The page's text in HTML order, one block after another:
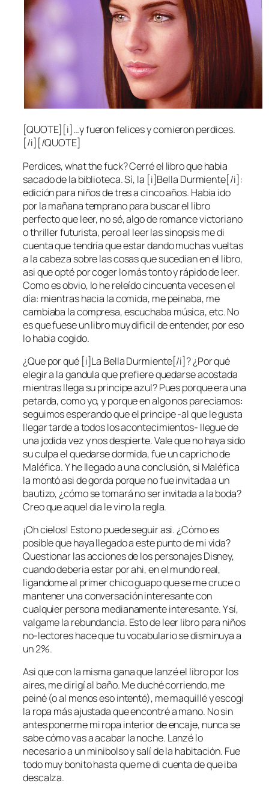
[QUOTE][i]…y fueron felices y comieron perdices.
[/i][/QUOTE]
Perdices, what the fuck? Cerré el libro que habia
sacado de la biblioteca. Sí, la [i]Bella Durmiente[/i]:
edición para niños de tres a cinco años. Habia ido
por la mañana temprano para buscar el libro
perfecto que leer, no sé, algo de romance victoriano
o thriller futurista, pero al leer las sinopsis me di
cuenta que tendría que estar dando muchas vueltas
a la cabeza sobre las cosas que sucedian en el libro,
asi que opté por coger lo más tonto y rápido de leer.
Como es obvio, lo he releído cincuenta veces en el
día: mientras hacia la comida, me peinaba, me
cambiaba la compresa, escuchaba música, etc. No
es que fuese un libro muy dificil de entender, por eso
lo habia cogido.
¿Que por qué [i]La Bella Durmiente[/i]? ¿Por qué
elegir a la gandula que prefiere quedarse acostada
mientras llega su principe azul? Pues porque era una
petarda, como yo, y porque en algo nos pareciamos:
seguimos esperando que el principe -al que le gusta
llegar tarde a todos los acontecimientos- llegue de
una jodida vez y nos despierte. Vale que no haya sido
su culpa el quedarse dormida, fue un capricho de
Maléfica. Y he llegado a una conclusión, si Maléfica
la montó asi de gorda porque no fue invitada a un
bautizo, ¿cómo se tomará no ser invitada a la boda?
Creo que aquel dia le vino la regla.
¡Oh cielos! Esto no puede seguir asi. ¿Cómo es
posible que haya llegado a este punto de mi vida?
Questionar las acciones de los personajes Disney,
cuando deberia estar por ahi, en el mundo real,
ligandome al primer chico guapo que se me cruce o
mantener una conversación interesante con
cualquier persona medianamente interesante. Y sí,
valgame la rebundancia. Esto de leer libro para niños
no-lectores hace que tu vocabulario se disminuya a
un 2%.
Asi que con la misma gana que lanzé el libro por los
aires, me dirigí al baño. Me duché corriendo, me
peiné (o al menos eso intenté), me maquillé y escogí
la ropa más ajustada que encontré a mano. No sin
antes ponerme mi ropa interior de encaje, nunca se
sabe cómo vas a acabar la noche. Lanzé lo
necesario a un minibolso y salí de la habitación. Fue
todo muy bonito hasta que me di cuenta de que iba
descalza.